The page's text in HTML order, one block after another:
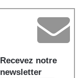
Recevez notre
newsletter